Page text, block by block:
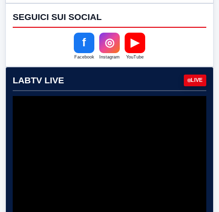
SEGUICI SUI SOCIAL
f
Facebook
◎
Instagram
▶
YouTube
LABTV LIVE LIVE